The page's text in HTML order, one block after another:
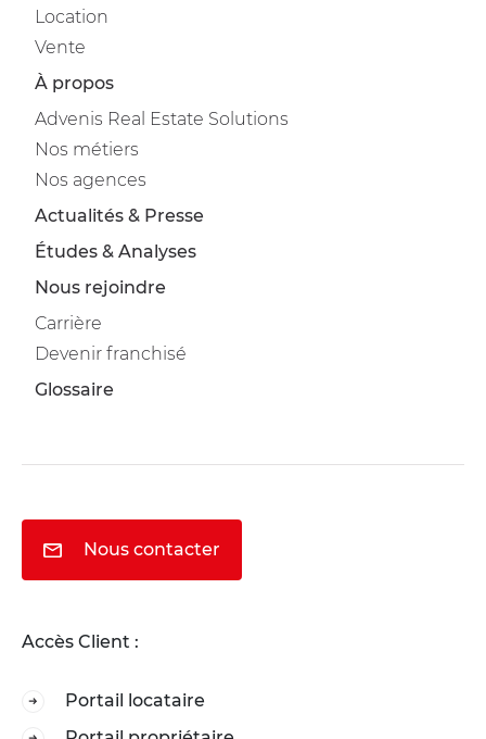
Location
Vente
À propos
Advenis Real Estate Solutions
Nos métiers
Nos agences
Actualités & Presse
Études & Analyses
Nous rejoindre
Carrière
Devenir franchisé
Glossaire
Nous contacter
Accès Client :
Portail locataire